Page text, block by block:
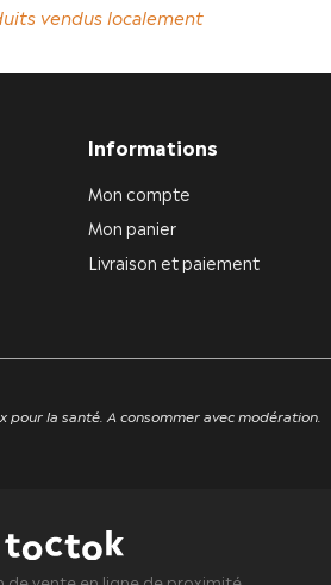
vendus localement
Informations
Mon compte
Mon panier
Livraison et paiement
pour la santé. A consommer avec modération.